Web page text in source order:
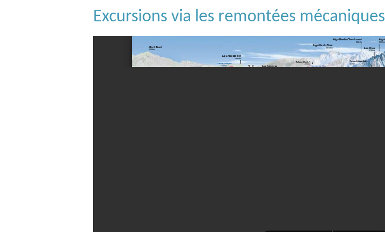
Excursions via les remontées mécaniques